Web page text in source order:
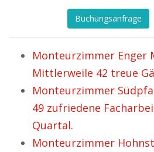
Buchungsanfrage
Monteurzimmer Enger
Mittlerweile 42 treue
Monteurzimmer
49 zufriedene
Quartal.
Monteurzimmer